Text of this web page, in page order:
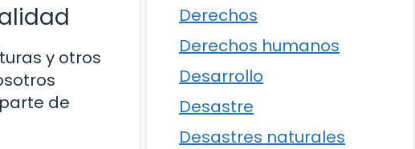
y otros
de
Derechos
Derechos humanos
Desarrollo
Desastre
Desastres naturales